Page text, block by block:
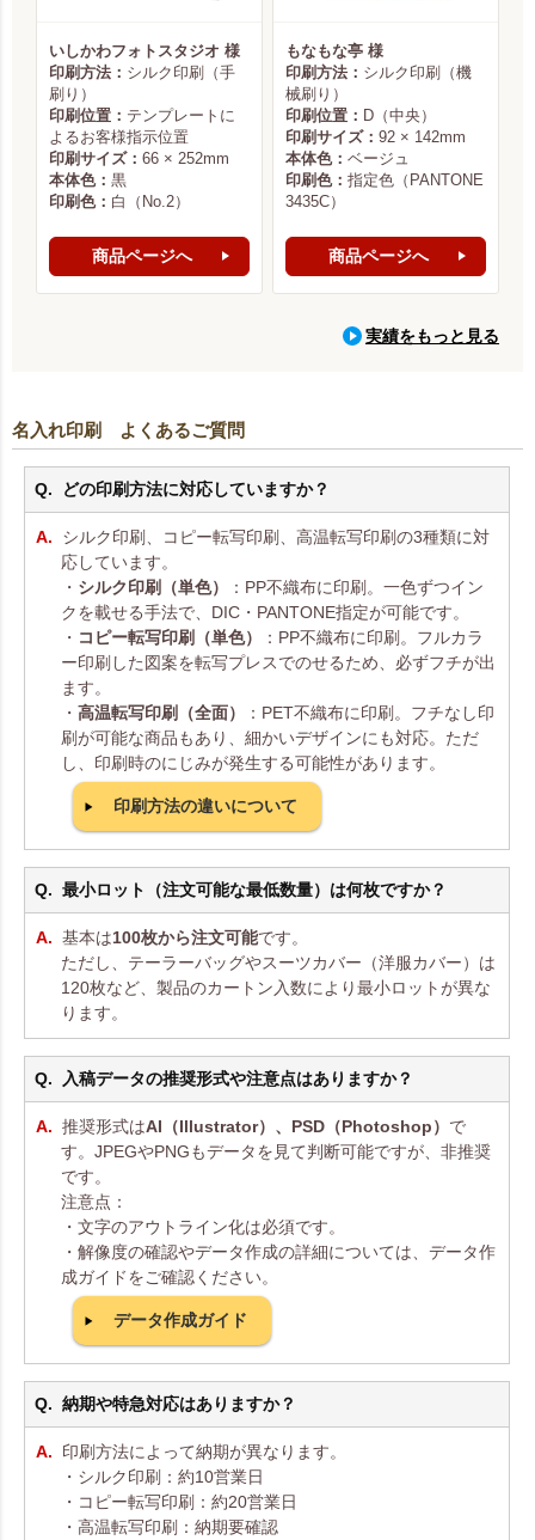
いしかわフォトスタジオ 様
印刷方法： シルク印刷（手
刷り）
印刷位置： テンプレートに
よるお客様指示位置
印刷サイズ： 66 × 252mm
本体色： 黒
印刷色： 白（No.2）
商品ページへ
もなもな亭 様
印刷方法： シルク印刷（機
械刷り）
印刷位置： D（中央）
印刷サイズ： 92 × 142mm
本体色： ベージュ
印刷色： 指定色（PANTONE
3435C）
商品ページへ
実績をもっと見る
名入れ印刷 よくあるご質問
どの印刷方法に対応していますか？
シルク印刷、コピー転写印刷、高温転写印刷の3種類に対
応しています。
・ シルク印刷（単色）
：PP不織布に印刷。一色ずつイン
クを載せる手法で、DIC・PANTONE指定が可能です。
・ コピー転写印刷（単色）
：PP不織布に印刷。フルカラ
ー印刷した図案を転写プレスでのせるため、必ずフチが出
ます。
・ 高温転写印刷（全面）
：PET不織布に印刷。フチなし印
刷が可能な商品もあり、細かいデザインにも対応。ただ
し、印刷時のにじみが発生する可能性があります。
印刷方法の違いについて
最小ロット（注文可能な最低数量）は何枚ですか？
基本は100枚から注文可能です。
ただし、テーラーバッグやスーツカバー（洋服カバー）は
120枚など、製品のカートン入数により最小ロットが異な
ります。
入稿データの推奨形式や注意点はありますか？
推奨形式はAI（Illustrator）、PSD（Photoshop） で
す。JPEGやPNGもデータを見て判断可能ですが、非推奨
です。
注意点：
・文字のアウトライン化は必須です。
・解像度の確認やデータ作成の詳細については、データ作
成ガイドをご確認ください。
データ作成ガイド
納期や特急対応はありますか？
印刷方法によって納期が異なります。
・シルク印刷：約10営業日
・コピー転写印刷：約20営業日
・高温転写印刷：納期要確認